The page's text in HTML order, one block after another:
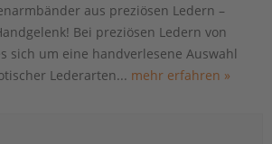
aus preziösen Ledern –
Bei preziösen Ledern von
sich um eine handverlesene Auswahl
Lederarten... mehr erfahren »